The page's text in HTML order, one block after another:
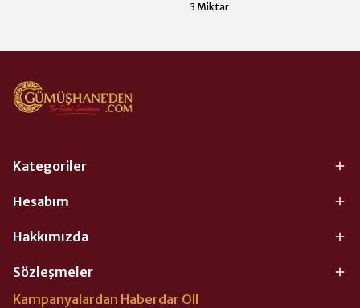
3 Miktar
Kategoriler
Hesabım
Hakkımızda
Sözleşmeler
Kampanyalardan Haberdar Oll